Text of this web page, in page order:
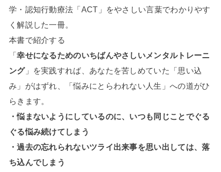
学・認知行動療法「ACT」をやさしい言葉でわかりやす
く解説した一冊。
本書で紹介する
「幸せになるためのいちばんやさしいメンタルトレーニ
ング」を実践すれば、あなたを苦しめていた「思い込
み」がはずれ、「悩みにとらわれない人生」への道がひ
らきます。
・悩まないようにしているのに、いつも同じことでぐる
ぐる悩み続けてしまう
・過去の忘れられないツライ出来事を思い出しては、落
ち込んでしまう